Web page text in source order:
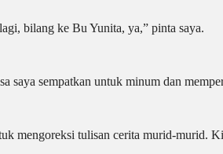
bilang ke Bu Yunita, ya,” pinta saya.
saya sempatkan untuk minum dan
mengoreksi tulisan cerita murid-murid.